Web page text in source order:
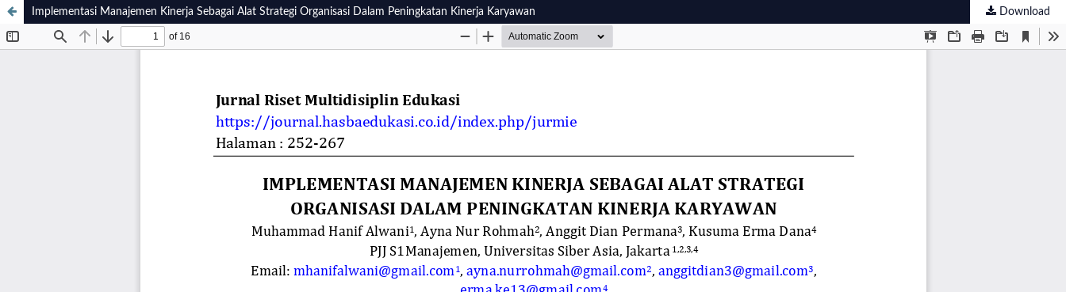
Implementasi Manajemen Kinerja Sebagai Alat Strategi Organisasi Dalam Peningkatan Kinerja Karyawan Download